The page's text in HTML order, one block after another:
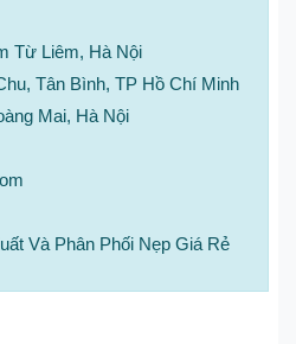
Từ Liêm, Hà Nội
Tân Bình, TP Hồ Chí Minh
Mai, Hà Nội
Và Phân Phối Nẹp Giá Rẻ